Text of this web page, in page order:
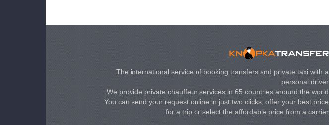
The international service of booking transfers and private taxi with a
personal driver.
We provide private chauffeur services in 65 countries around the world.
You can send your request online in just two clicks, offer your best price
for a trip or select the affordable price from a carrier.